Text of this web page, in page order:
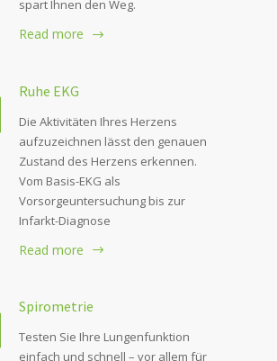
spart Ihnen den Weg.
Read more
Ruhe EKG
Die Aktivitäten Ihres Herzens
aufzuzeichnen lässt den genauen
Zustand des Herzens erkennen.
Vom Basis-EKG als
Vorsorgeuntersuchung bis zur
Infarkt-Diagnose
Read more
Spirometrie
Testen Sie Ihre Lungenfunktion
einfach und schnell – vor allem für